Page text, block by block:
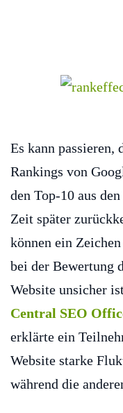
Es kann passieren,
Rankings von
den Top-10 aus
Zeit später
können ein
bei der Bewertung
Website unsicher
Central SEO
erklärte ein
Website starke
während die